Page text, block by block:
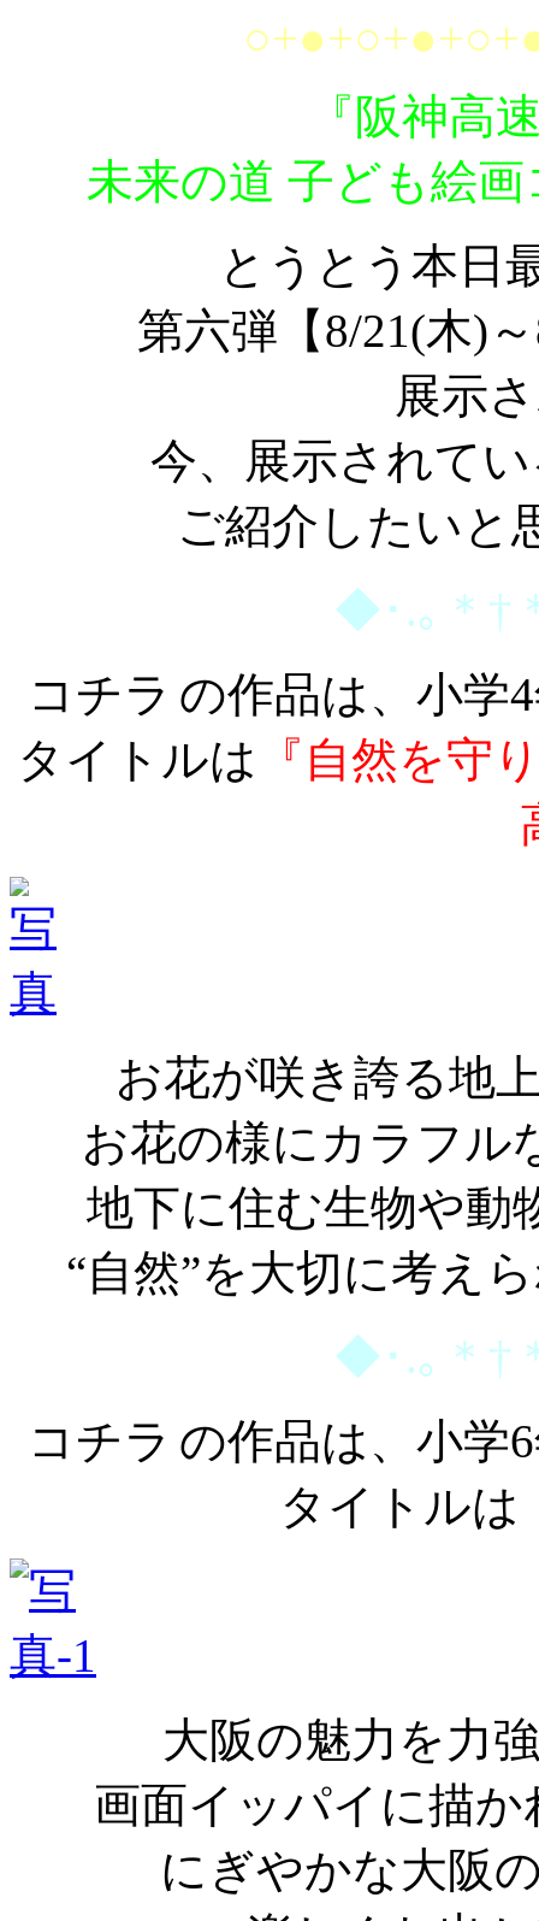
『阪神
未来の道 子ども絵
とうとう本日
第六弾【8/21(木)
展示
今、展示されて
ご紹介したいと
◆･.｡＊†
コチラ の作品は、小学
タイトルは 『自然を守
お花が咲き誇る地
お花の様にカラフル
地下に住む生物や動
“自然”を大切に考え
◆･.｡＊†
コチラ の作品は、小学
タイトルは
大阪の魅力を力
画面イッパイに描
にぎやかな大阪